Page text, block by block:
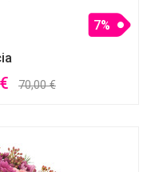
7%
70,00 €